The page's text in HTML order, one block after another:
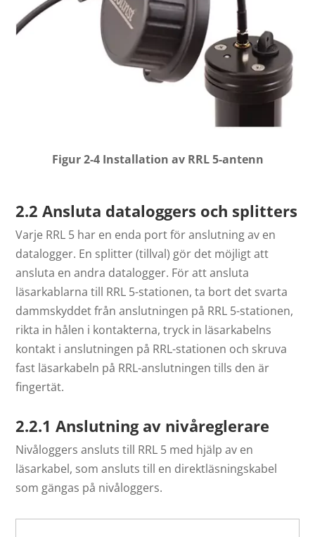
Figur 2-4 Installation av RRL 5-antenn
2.2 Ansluta dataloggers och splitters
Varje RRL 5 har en enda port för anslutning av en
datalogger. En splitter (tillval) gör det möjligt att
ansluta en andra datalogger. För att ansluta
läsarkablarna till RRL 5-stationen, ta bort det svarta
dammskyddet från anslutningen på RRL 5-stationen,
rikta in hålen i kontakterna, tryck in läsarkabelns
kontakt i anslutningen på RRL-stationen och skruva
fast läsarkabeln på RRL-anslutningen tills den är
fingertät.
2.2.1 Anslutning av nivåreglerare
Nivåloggers ansluts till RRL 5 med hjälp av en
läsarkabel, som ansluts till en direktläsningskabel
som gängas på nivåloggers.